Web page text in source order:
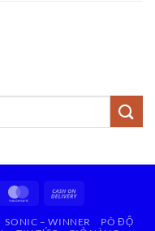
MasterCard
SONIC – WINNER
PÔ ĐỘ